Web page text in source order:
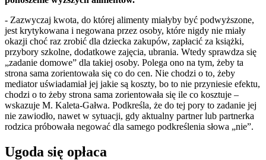
- Zazwyczaj kwota, do której alimenty miałyby być podwyższone,
jest krytykowana i negowana przez osoby, które nigdy nie miały
okazji choć raz zrobić dla dziecka zakupów, zapłacić za książki,
przybory szkolne, dodatkowe zajęcia, ubrania. Wtedy sprawdza się
„zadanie domowe” dla takiej osoby. Polega ono na tym, żeby ta
strona sama zorientowała się co do cen. Nie chodzi o to, żeby
mediator uświadamiał jej jakie są koszty, bo to nie przyniesie efektu,
chodzi o to żeby strona sama zorientowała się ile co kosztuje –
wskazuje M. Kaleta-Gałwa. Podkreśla, że do tej pory to zadanie jej
nie zawiodło, nawet w sytuacji, gdy aktualny partner lub partnerka
rodzica próbowała negować dla samego podkreślenia słowa „nie”.
Ugoda się opłaca